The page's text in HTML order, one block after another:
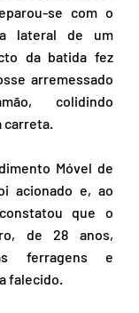
se com o
lateral de um
da batida fez
arremessado
colidindo
Móvel de
acionado e, ao
que o
de 28 anos,
ferragens e
falecido.